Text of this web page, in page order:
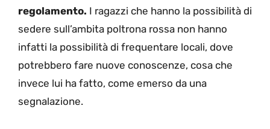
regolamento. I ragazzi che hanno la possibilità di
sedere sull’ambita poltrona rossa non hanno
infatti la possibilità di frequentare locali, dove
potrebbero fare nuove conoscenze, cosa che
invece lui ha fatto, come emerso da una
segnalazione.